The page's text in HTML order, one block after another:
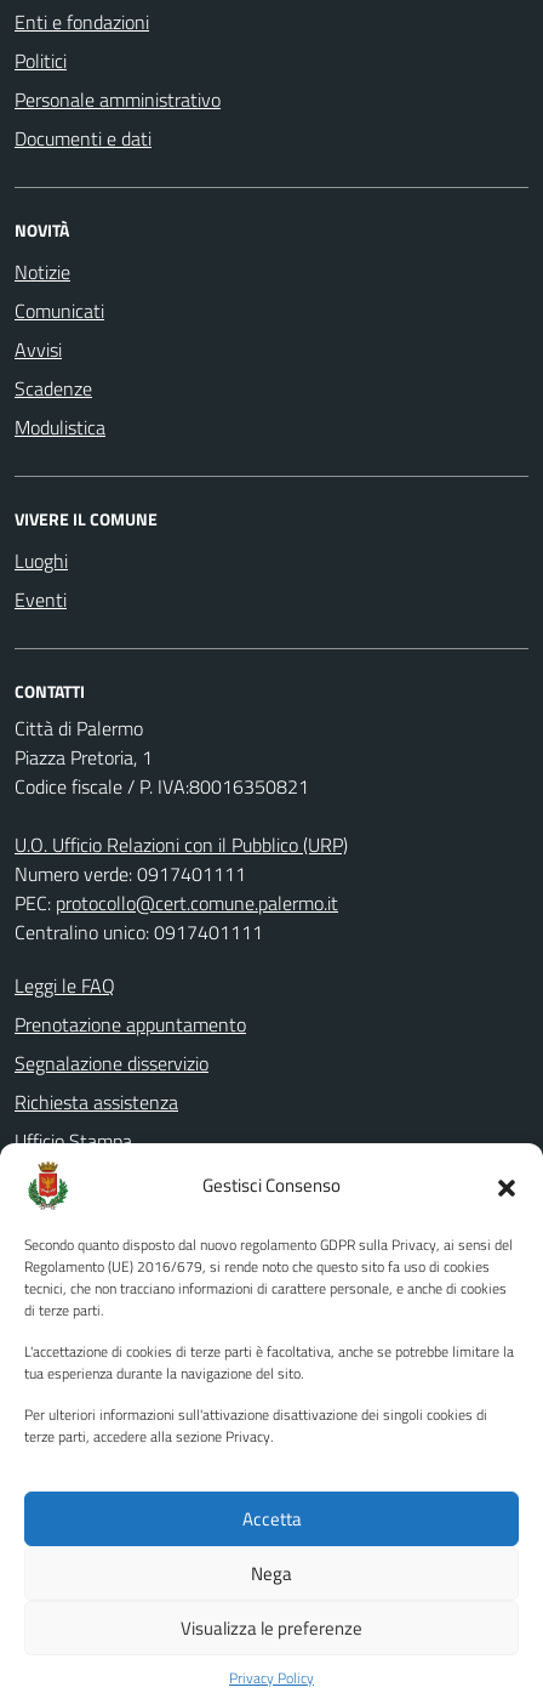
Gestisci Consenso
Secondo quanto disposto dal nuovo regolamento GDPR sulla Privacy, ai sensi del
Regolamento (UE) 2016/679, si rende noto che questo sito fa uso di cookies
tecnici, che non tracciano informazioni di carattere personale, e anche di cookies
di terze parti.
L'accettazione di cookies di terze parti è facoltativa, anche se potrebbe limitare la
tua esperienza durante la navigazione del sito.
Per ulteriori informazioni sull'attivazione disattivazione dei singoli cookies di
terze parti, accedere alla sezione Privacy.
Accetta
Nega
Visualizza le preferenze
Privacy Policy
Enti e fondazioni
Politici
Personale amministrativo
Documenti e dati
NOVITÀ
Notizie
Comunicati
Avvisi
Scadenze
Modulistica
VIVERE IL COMUNE
Luoghi
Eventi
CONTATTI
Città di Palermo
Piazza Pretoria, 1
Codice fiscale / P. IVA:80016350821
U.O. Ufficio Relazioni con il Pubblico (URP)
Numero verde: 0917401111
PEC: protocollo@cert.comune.palermo.it
Centralino unico: 0917401111
Leggi le FAQ
Prenotazione appuntamento
Segnalazione disservizio
Richiesta assistenza
Ufficio Stampa
Amministrazione Trasparente
Albo pretorio
Informativa privacy
Note legali
Piano di miglioramento del sito
Instagram